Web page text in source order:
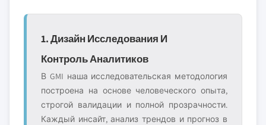
1. Дизайн Исследования И
Контроль Аналитиков
В GMI наша исследовательская методология
построена на основе человеческого опыта,
строгой валидации и полной прозрачности.
Каждый инсайт, анализ трендов и прогноз в